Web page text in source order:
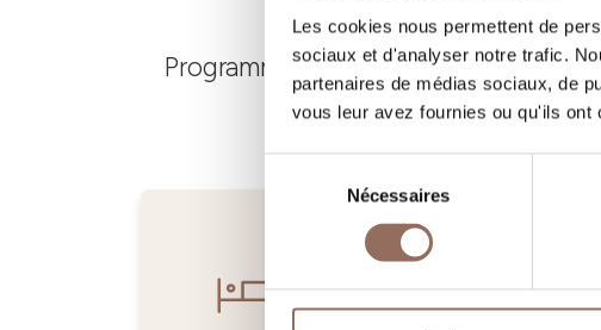
Les cookies nous permettent de
sociaux et d'analyser notre trafic.
partenaires de médias sociaux, de
vous leur avez fournies ou qu'ils
consentement
Nécessaires
Programmez où dormir, où manger,